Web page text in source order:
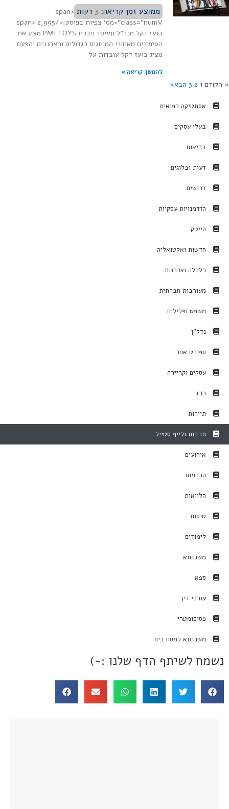
אסתטיקה רפואית
בעלי עסקים
בריאות
דעות ובלוגים
דרושים
הזדמנויות עסקיות
הייטק
חדשות ואקטואליה
כלכלה וצרכנות
מעורבות חברתית
משפט ופלילים
נדל"ן
ספורט אחר
עסקים וקריירה
רכב
תיירות
תרבות ולייף סטייל
אירועים
הכרויות
הלוואות
טיסות
לימודים
משכנתא
ספא
עורכי דין
פסיכומטרי
משכנתא למסורבים
ממוצע זמן קריאה:3 דקות
<span
class="numV">מס' צפיות בפוסט:</span> 2,995
בועז דקל מנכ"ל ומייסד חברת PMI TOYS מציג את
הסיפורים מאחורי המותגים הגדולים והאהובים והפעם
מציג בועז דקל עובדות על
להמשך קריאה »
1
2
3 הבא»
נשמח לשיתף הדף שלנו :-)